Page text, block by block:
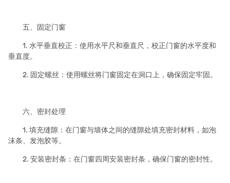
五、固定门窗
1. 水平垂直校正：使用水平尺和垂直尺，校正门窗的水平度和
垂直度。
2. 固定螺丝：使用螺丝将门窗固定在洞口上，确保固定牢固。
六、密封处理
1. 填充缝隙：在门窗与墙体之间的缝隙处填充密封材料，如泡
沫条、发泡胶等。
2. 安装密封条：在门窗四周安装密封条，确保门窗的密封性。